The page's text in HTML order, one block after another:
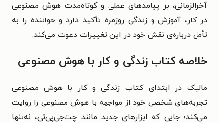
آخرالزمانی، بر پیامدهای عملی و کوتاه‌مدت هوش مصنوعی
در کار، آموزش و زندگی روزمره تأکید دارد و خواننده را به
تأمل درباره‌ی نقش خود در این تغییرات دعوت می‌کند.
خلاصه کتاب زندگی و کار با هوش مصنوعی
مالیک در ابتدای کتاب زندگی و کار با هوش مصنوعی
تجربه‌های شخصی خود از مواجهه با هوش مصنوعی را روایت
می‌کند؛ جایی که ابزارهای جدید مانند چت‌جی‌پی‌تی، نه‌تنها